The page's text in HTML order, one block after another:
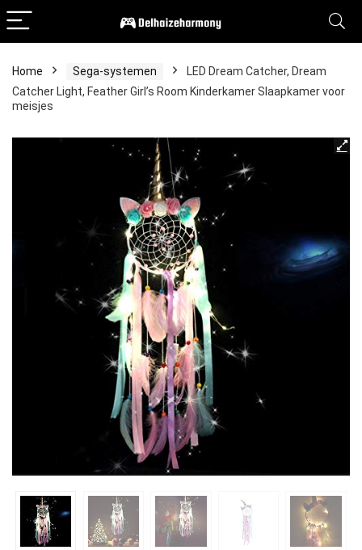
Home Sega-systemen
LED Dream Catcher, Dream
Catcher Light, Feather Girl’s Room Kinderkamer Slaapkamer voor
meisjes